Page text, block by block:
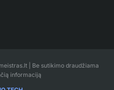
| Be sutikimo draudžiama
informaciją